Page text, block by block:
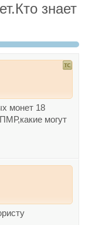
знает
монет 18
могут